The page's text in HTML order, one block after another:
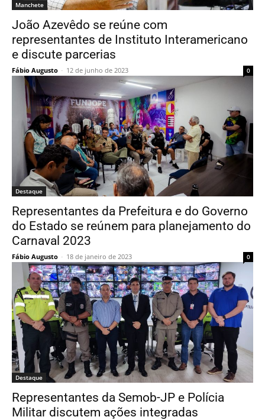
Manchete
João Azevêdo se reúne com
representantes de Instituto Interamericano
e discute parcerias
Fábio Augusto - 12 de junho de 2023 0
Destaque
Representantes da Prefeitura e do Governo
do Estado se reúnem para planejamento do
Carnaval 2023
Fábio Augusto - 18 de janeiro de 2023 0
Destaque
Representantes da Semob-JP e Polícia
Militar discutem ações integradas